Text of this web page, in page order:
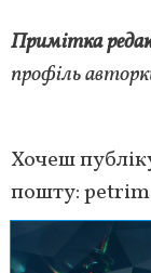
Примітка
профіль
Хочеш
пошту: